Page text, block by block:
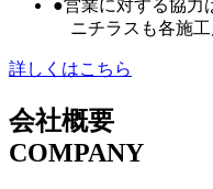
●営業に対する協力
ニチラスも各施工
詳しくはこちら
会社概要
COMPANY